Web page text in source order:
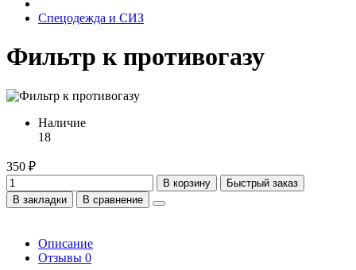
Спецодежда и СИЗ
Фильтр к противогазу
Наличие
18
350 ₽
В корзину
Быстрый заказ
В закладки
В сравнение
Описание
Отзывы 0